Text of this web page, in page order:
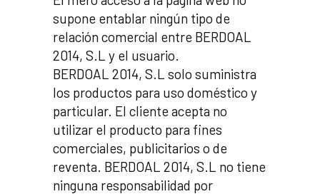
supone entablar ningún tipo de
relación comercial entre BERDOAL
2014, S.L y el usuario.
BERDOAL 2014, S.L solo suministra
los productos para uso doméstico y
particular. El cliente acepta no
utilizar el producto para fines
comerciales, publicitarios o de
reventa. BERDOAL 2014, S.L no tiene
ninguna responsabilidad por